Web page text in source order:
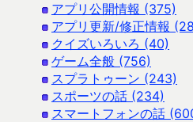
アプリ公開情報 (375)
アプリ更新/修正情報
クイズいろいろ (40)
ゲーム全般 (756)
スプラトゥーン (243)
スポーツの話 (234)
スマートフォンの話